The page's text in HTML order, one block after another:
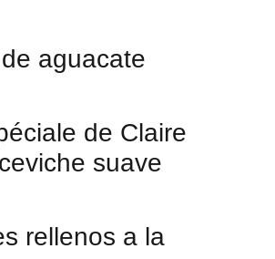
aguacate
de Claire
suave
rellenos a la